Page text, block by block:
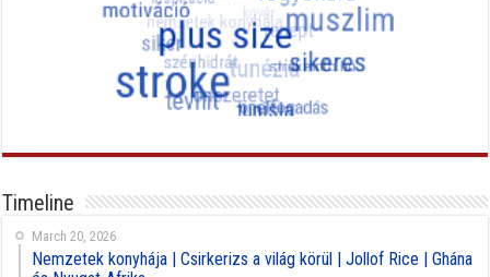
Timeline
March 20, 2026
Nemzetek konyhája | Csirkerizs a világ körül | Jollof Rice | Ghána